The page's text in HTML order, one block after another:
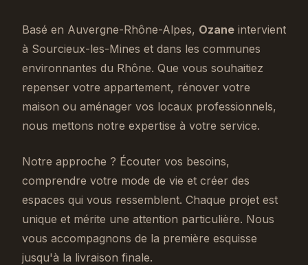
Basé en Auvergne-Rhône-Alpes, Ozane intervient
à Sourcieux-les-Mines et dans les communes
environnantes du Rhône. Que vous souhaitiez
repenser votre appartement, rénover votre
maison ou aménager vos locaux professionnels,
nous mettons notre expertise à votre service.
Notre approche ? Écouter vos besoins,
comprendre votre mode de vie et créer des
espaces qui vous ressemblent. Chaque projet est
unique et mérite une attention particulière. Nous
vous accompagnons de la première esquisse
jusqu'à la livraison finale.